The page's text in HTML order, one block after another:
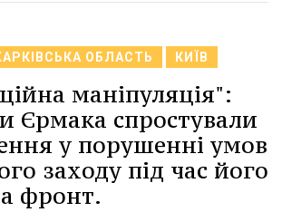
ОБЛАСТЬ КИЇВ
маніпуляція":
Єрмака спростували
у порушенні умов
заходу під час його
фронт.